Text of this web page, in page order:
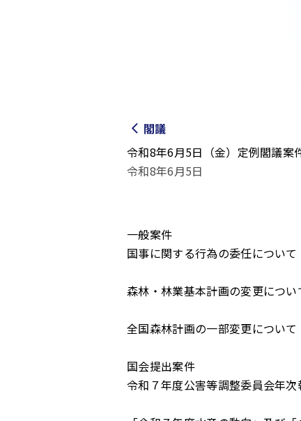
閣議
令和8年6月5日（金）定例閣議案
令和8年6月5日
一般案件
国事に関する行為の委任について
森林・林業基本計画の変更につい
全国森林計画の一部変更について
国会提出案件
令和７年度公害等調整委員会年次